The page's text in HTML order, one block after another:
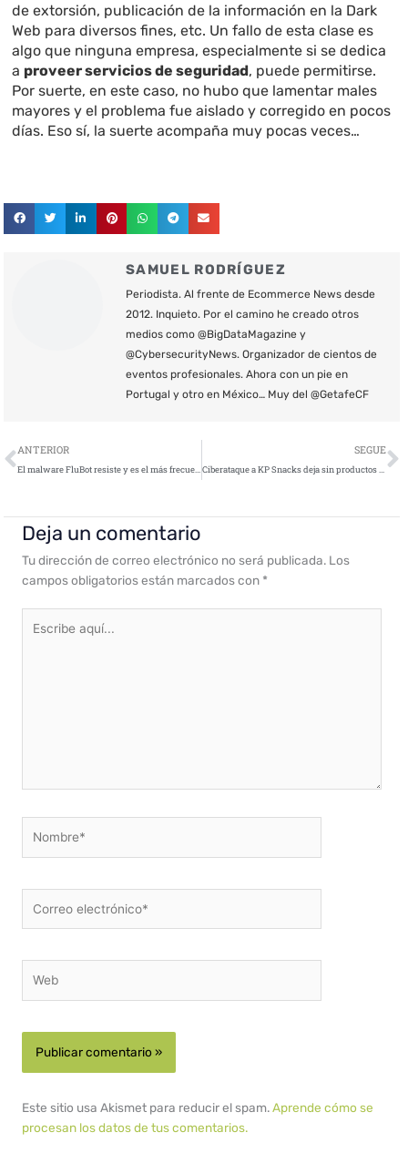
de extorsión, publicación de la información en la Dark
Web para diversos fines, etc. Un fallo de esta clase es
algo que ninguna empresa, especialmente si se dedica
a proveer servicios de seguridad, puede permitirse.
Por suerte, en este caso, no hubo que lamentar males
mayores y el problema fue aislado y corregido en pocos
días. Eso sí, la suerte acompaña muy pocas veces…
SAMUEL RODRÍGUEZ
Periodista. Al frente de Ecommerce News desde
2012. Inquieto. Por el camino he creado otros
medios como @BigDataMagazine y
@CybersecurityNews. Organizador de cientos de
eventos profesionales. Ahora con un pie en
Portugal y otro en México… Muy del @GetafeCF
Ant
ANTERIOR
El malware FluBot resiste y es el más frecuente en España y Alemania
SEGUE
Ciberataque a KP Snacks deja sin productos a varias empresas de snacks
Deja un comentario
Tu dirección de correo electrónico no será publicada. Los
campos obligatorios están marcados con *
aquí...
electrónico*
Este sitio usa Akismet para reducir el spam.Aprende cómo se
procesan los datos de tus comentarios.